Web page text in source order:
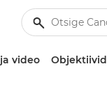
video Objektiivid